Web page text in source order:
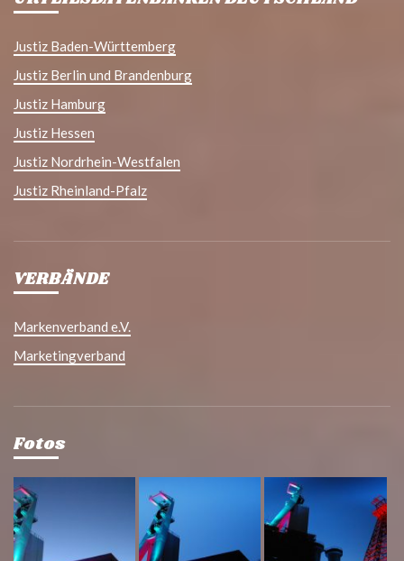
Justiz Baden-Württemberg
Justiz Berlin und Brandenburg
Justiz Hamburg
Justiz Hessen
Justiz Nordrhein-Westfalen
Justiz Rheinland-Pfalz
VERBÄNDE
Markenverband e.V.
Marketingverband
Fotos